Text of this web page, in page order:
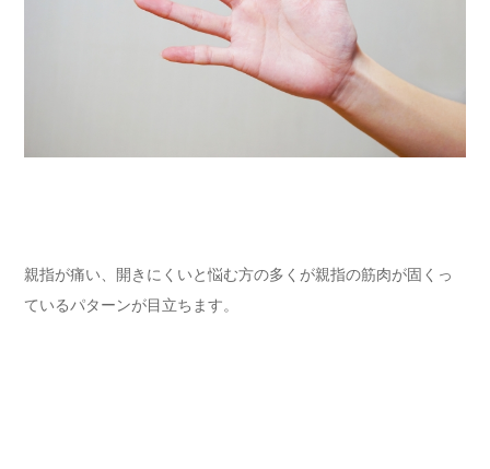
親指が痛い、開きにくいと悩む方の多くが親指の筋肉が固くっ
ているパターンが目立ちます。